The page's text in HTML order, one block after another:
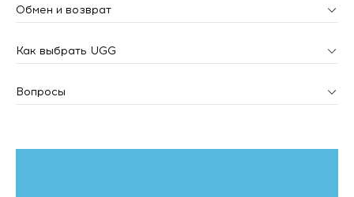
Обмен и возврат
Как выбрать UGG
Вопросы